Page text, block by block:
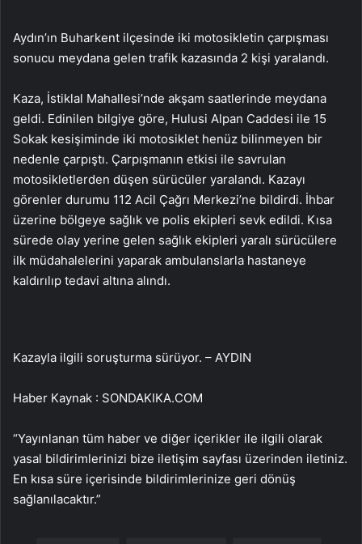
Aydın’ın Buharkent ilçesinde iki motosikletin çarpışması
sonucu meydana gelen trafik kazasında 2 kişi yaralandı.
Kaza, İstiklal Mahallesi’nde akşam saatlerinde meydana
geldi. Edinilen bilgiye göre, Hulusi Alpan Caddesi ile 15
Sokak kesişiminde iki motosiklet henüz bilinmeyen bir
nedenle çarpıştı. Çarpışmanın etkisi ile savrulan
motosikletlerden düşen sürücüler yaralandı. Kazayı
görenler durumu 112 Acil Çağrı Merkezi’ne bildirdi. İhbar
üzerine bölgeye sağlık ve polis ekipleri sevk edildi. Kısa
sürede olay yerine gelen sağlık ekipleri yaralı sürücülere
ilk müdahalelerini yaparak ambulanslarla hastaneye
kaldırılıp tedavi altına alındı.
Kazayla ilgili soruşturma sürüyor. – AYDIN
Haber Kaynak : SONDAKIKA.COM
“Yayınlanan tüm haber ve diğer içerikler ile ilgili olarak
yasal bildirimlerinizi bize iletişim sayfası üzerinden iletiniz.
En kısa süre içerisinde bildirimlerinize geri dönüş
sağlanılacaktır.”